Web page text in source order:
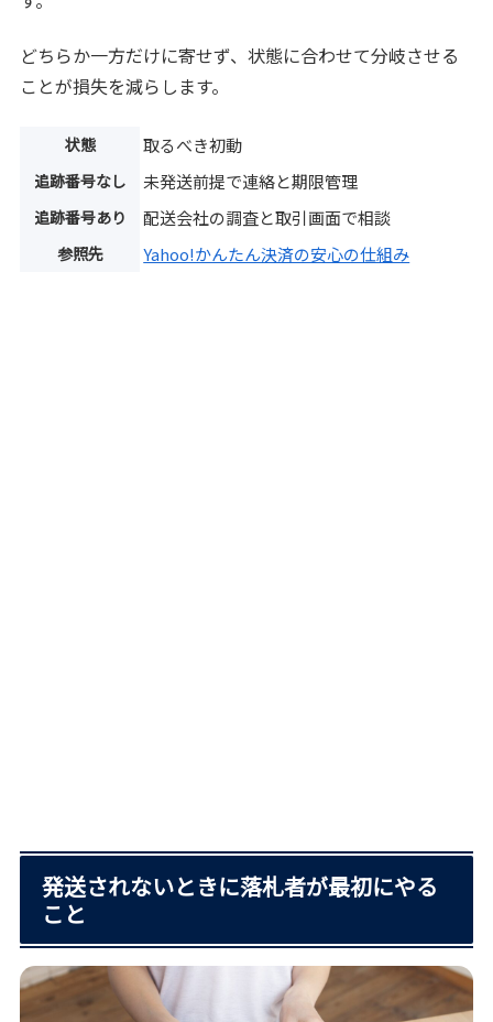
どちらか一方だけに寄せず、状態に合わせて分岐させる
ことが損失を減らします。
状態 取るべき初動
追跡番号なし 未発送前提で連絡と期限管理
追跡番号あり 配送会社の調査と取引画面で相談
参照先 Yahoo!かんたん決済の安心の仕組み
発送されないときに落札者が最初にやる
こと